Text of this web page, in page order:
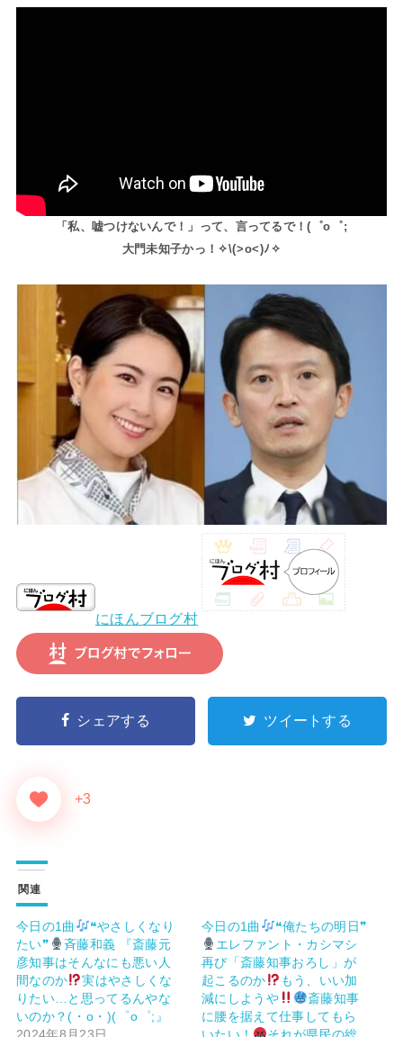
「私、嘘つけないんで！」って、言ってるで！(⁠゜⁠o⁠゜⁠;
大門未知子かっ！✧⁠\⁠(⁠>⁠o⁠<⁠)⁠ﾉ⁠✧
にほんブログ村
シェアする ツイートする
+3
関連
今日の1曲
❝やさしくなり
たい❞
斉藤和義 『斎藤元
彦知事はそんなにも悪い人
間なのか
実はやさしくな
りたい…と思ってるんやな
いのか？(⁠・⁠o⁠・⁠)(⁠゜⁠o⁠゜⁠;』
2024年8月23日
今日の1曲
❝俺たちの明日❞
エレファント・カシマシ
再び「斎藤知事おろし」が
起こるのか
もう、いい加
減にしようや
斎藤知事
に腰を据えて仕事してもら
いたい！
それが県民の総